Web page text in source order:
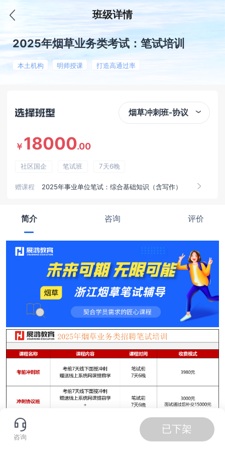
班级详情
2025年烟草业务类考试：笔试培训
本土机构 明师授课 打造高通过率
烟草冲刺班-协议
￥ 18000.00
社区国企 笔试班 7天6晚
赠课程 2025年事业单位笔试：综合基础知识（含写作）
简介 咨询 评价
咨询
已下架